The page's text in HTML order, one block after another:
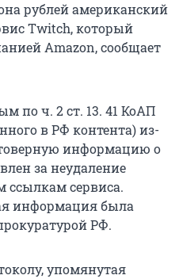
рублей американский
Twitch, который
Amazon, сообщает
по ч. 2 ст. 13. 41 КоАП
в РФ контента) из-
информацию о
за неудаление
сервиса.
информация была
РФ.
упомянутая